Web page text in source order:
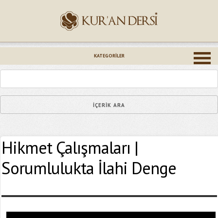
KATEGORILER
Hikmet Çalışmaları |
Sorumlulukta İlahi Denge
Epostanız (*)
Yaşadığınız Hatanın Ayrıntıları